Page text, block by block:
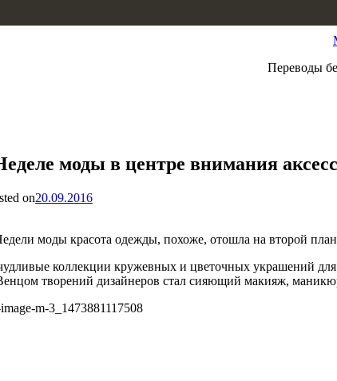
Переводы
моды в центре внимания
on20.09.2016
моды красота одежды, похоже, отошла на второй
коллекции кружевных и цветочных украшений
творений дизайнеров стал сияющий макияж,